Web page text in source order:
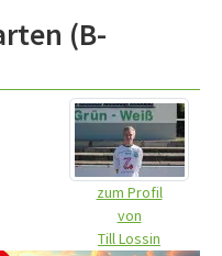
(B-
zum Profil
von
Till Lossin